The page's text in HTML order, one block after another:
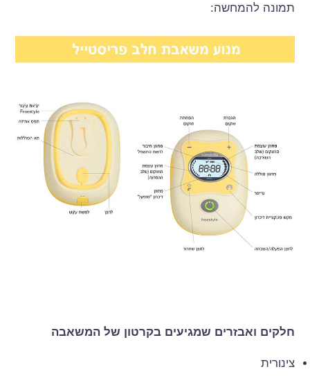
תמונה להמחשה:
חלקים ואבזרים שמגיעים בקרטון של המשאבה
צינורית